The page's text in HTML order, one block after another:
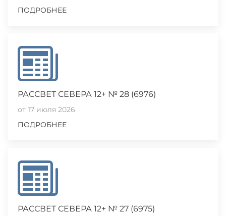
ПОДРОБНЕЕ
РАССВЕТ СЕВЕРА 12+ № 28 (6976)
от 17 июля 2026
ПОДРОБНЕЕ
РАССВЕТ СЕВЕРА 12+ № 27 (6975)